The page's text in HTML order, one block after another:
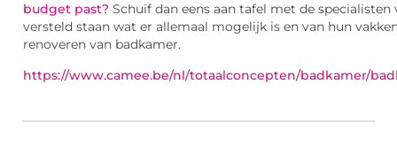
budget past? Schuif dan eens aan tafel met de specialisten
versteld staan wat er allemaal mogelijk is en van hun
renoveren van badkamer.
https://www.camee.be/nl/totaalconcepten/badkamer/